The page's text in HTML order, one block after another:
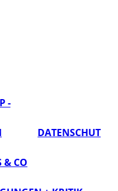
-
DATENSCHUT
& CO